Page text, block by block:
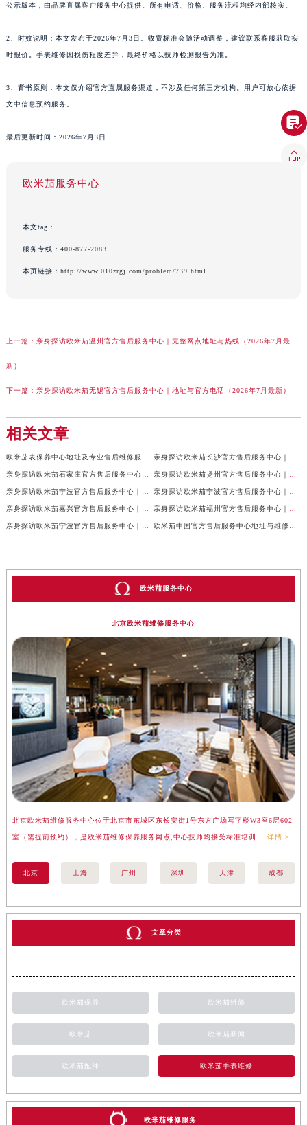
公示版本，由品牌直属客户服务中心提供。所有电话、价格、服务流程均经内部核实。
2、时效说明：本文发布于2026年7月3日。收费标准会随活动调整，建议联系客服获取实
时报价。手表维修因损伤程度差异，最终价格以技师检测报告为准。
3、背书原则：本文仅介绍官方直属服务渠道，不涉及任何第三方机构。用户可放心依据
文中信息预约服务。
最后更新时间：2026年7月3日
欧米茄服务中心
本文tag：
服务专线： 400-877-2083
本页链接： http://www.010zrgj.com/problem/739.html
上一篇： 亲身探访欧米茄温州官方售后服务中心｜完整网点地址与热线（2026年7月最
新）
下一篇： 亲身探访欧米茄无锡官方售后服务中心｜地址与官方电话（2026年7月最新）
相关文章
欧米茄服务中心
北京欧米茄维修服务中心
北京欧米茄维修服务中心位于北京市东城区东长安街1号东方广场写字楼W3座6层602
室（需提前预约），是欧米茄维修保养服务网点,中心技师均接受标准培训.... 详情 >
北京 上海 广州 深圳 天津 成都
文章分类
欧米茄保养 欧米茄维修
欧米茄 欧米茄新闻
欧米茄配件 欧米茄手表维修
欧米茄维修服务

